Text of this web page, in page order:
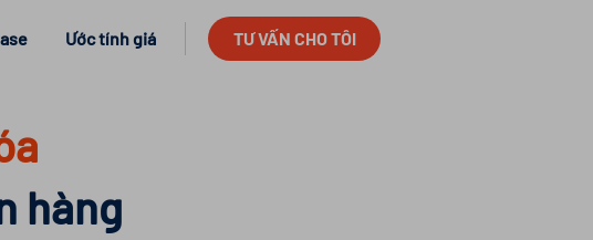
TƯ VẤN CHO TÔI
Ước tính giá
hàng